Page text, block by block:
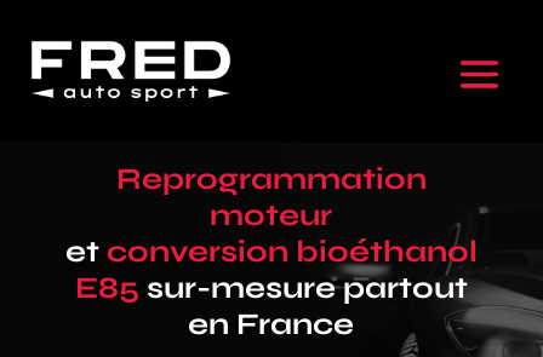
Reprogrammation
moteur
et conversion bioéthanol
E85 sur-mesure partout
en France